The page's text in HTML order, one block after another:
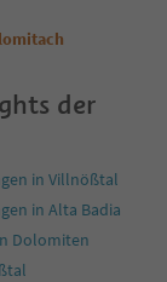
der
in Villnößtal
in Alta Badia
Dolomiten